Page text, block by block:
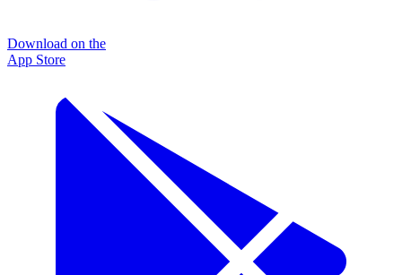
Download on the
App Store